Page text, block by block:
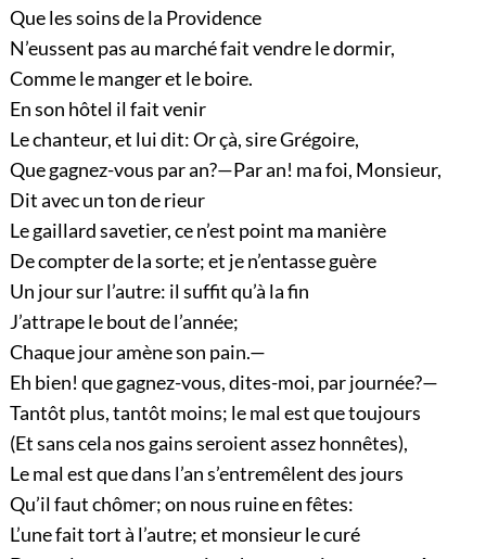
Que les soins de la Providence
N’eussent pas au marché fait vendre le dormir,
Comme le manger et le boire.
En son hôtel il fait venir
Le chanteur, et lui dit: Or çà, sire Grégoire,
Que gagnez-vous par an?—Par an! ma foi, Monsieur,
Dit avec un ton de rieur
Le gaillard savetier, ce n’est point ma manière
De compter de la sorte; et je n’entasse guère
Un jour sur l’autre: il suffit qu’à la fin
J’attrape le bout de l’année;
Chaque jour amène son pain.—
Eh bien! que gagnez-vous, dites-moi, par journée?—
Tantôt plus, tantôt moins; le mal est que toujours
(Et sans cela nos gains seroient assez honnêtes),
Le mal est que dans l’an s’entremêlent des jours
Qu’il faut chômer; on nous ruine en fêtes:
L’une fait tort à l’autre; et monsieur le curé